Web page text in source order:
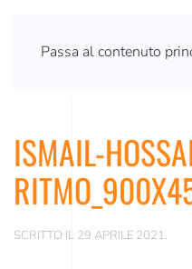
Passa al contenuto
ISMAIL-
SCRITTO IL 29 APRILE 2021.